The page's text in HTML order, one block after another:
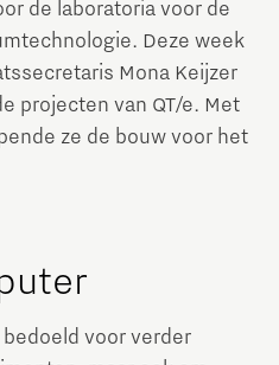
de laboratoria voor de
Deze week
Mona Keijzer
projecten van QT/e. Met
ze de bouw voor het
voor verder